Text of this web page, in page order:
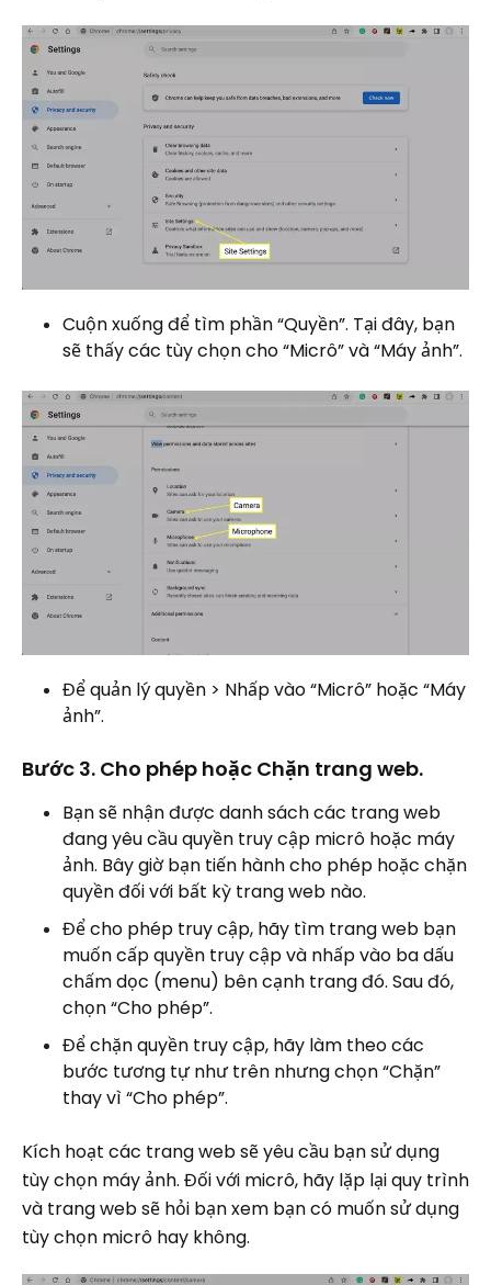
Cuộn xuống để tìm phần “Quyền”. Tại đây, bạn
sẽ thấy các tùy chọn cho “Micrô” và “Máy ảnh”.
Để quản lý quyền > Nhấp vào “Micrô” hoặc “Máy
ảnh”.
Bước 3. Cho phép hoặc Chặn trang web.
Bạn sẽ nhận được danh sách các trang web
đang yêu cầu quyền truy cập micrô hoặc máy
ảnh. Bây giờ bạn tiến hành cho phép hoặc chặn
quyền đối với bất kỳ trang web nào.
Để cho phép truy cập, hãy tìm trang web bạn
muốn cấp quyền truy cập và nhấp vào ba dấu
chấm dọc (menu) bên cạnh trang đó. Sau đó,
chọn “Cho phép”.
Để chặn quyền truy cập, hãy làm theo các
bước tương tự như trên nhưng chọn “Chặn”
thay vì “Cho phép”.
Kích hoạt các trang web sẽ yêu cầu bạn sử dụng
tùy chọn máy ảnh. Đối với micrô, hãy lặp lại quy trình
và trang web sẽ hỏi bạn xem bạn có muốn sử dụng
tùy chọn micrô hay không.